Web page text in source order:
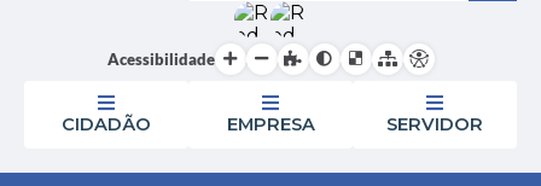
Acessibilidade
CIDADÃO EMPRESA SERVIDOR